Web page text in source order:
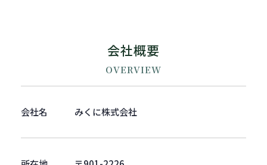
OVERVIEW
会社概要
会社名 みくに株式会社